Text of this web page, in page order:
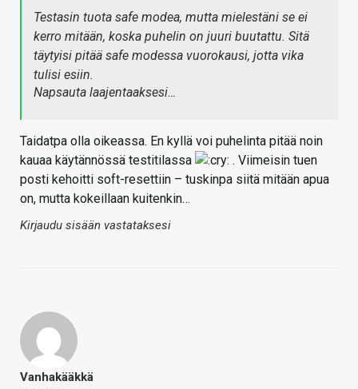
Testasin tuota safe modea, mutta mielestäni se ei
kerro mitään, koska puhelin on juuri buutattu. Sitä
täytyisi pitää safe modessa vuorokausi, jotta vika
tulisi esiin.
Napsauta laajentaaksesi…
Taidatpa olla oikeassa. En kyllä voi puhelinta pitää noin
kauaa käytännössä testitilassa
. Viimeisin tuen
posti kehoitti soft-resettiin – tuskinpa siitä mitään apua
on, mutta kokeillaan kuitenkin…
Kirjaudu sisään vastataksesi
Vanhakääkkä